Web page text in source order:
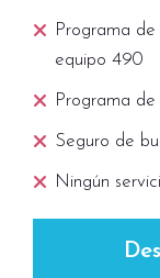
Programa
equipo 490
Programa de
Seguro de
Ningún